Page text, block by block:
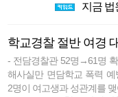
지금 법
학교경찰 절반 여경
- 전담경찰관 52명→61명
해사실만 면담학교 폭력
2명이 여고생과 성관계를 맺